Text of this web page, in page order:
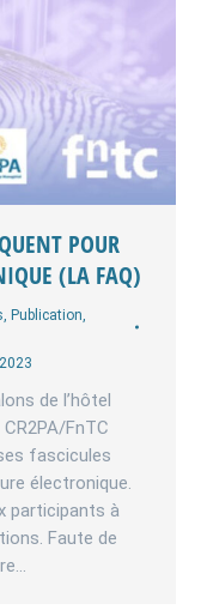
POUR
(LA FAQ)
, Publication,
de l’hôtel
FnTC
fascicules
électronique.
participants à
Faute de